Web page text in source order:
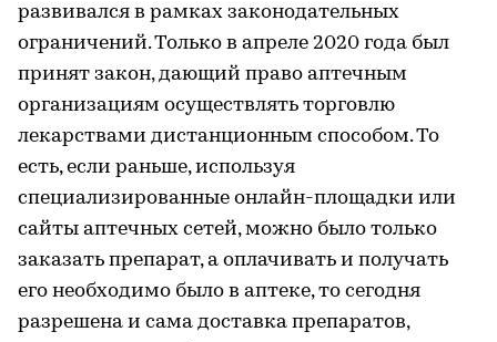
развивался в рамках законодательных
ограничений. Только в апреле 2020 года был
принят закон, дающий право аптечным
организациям осуществлять торговлю
лекарствами дистанционным способом. То
есть, если раньше, используя
специализированные онлайн-площадки или
сайты аптечных сетей, можно было только
заказать препарат, а оплачивать и получать
его необходимо было в аптеке, то сегодня
разрешена и сама доставка препаратов,